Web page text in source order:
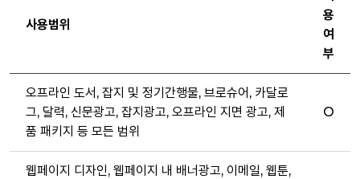
사용범위
용
여
부
오프라인 도서, 잡지 및 정기간행물, 브로슈어, 카달로
그, 달력, 신문광고, 잡지광고, 오프라인 지면 광고, 제
품 패키지 등 모든 범위
O
웹페이지 디자인, 웹페이지 내 배너광고, 이메일, 웹툰,